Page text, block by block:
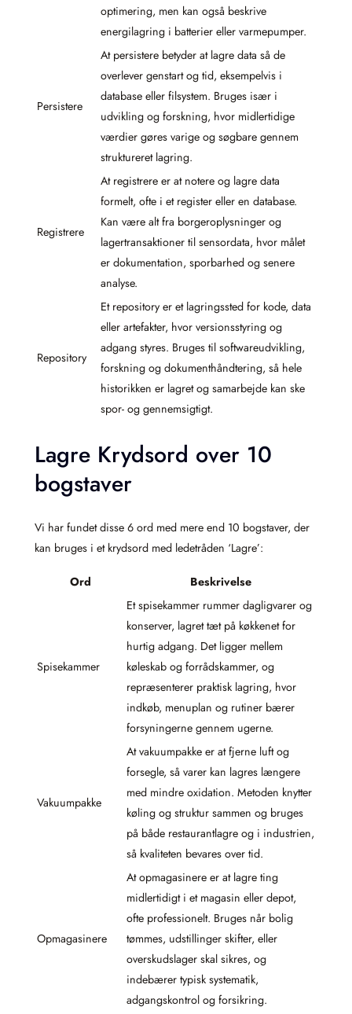
optimering, men kan også beskrive
energilagring i batterier eller varmepumper.
Persistere
At persistere betyder at lagre data så de
overlever genstart og tid, eksempelvis i
database eller filsystem. Bruges især i
udvikling og forskning, hvor midlertidige
værdier gøres varige og søgbare gennem
struktureret lagring.
Registrere
At registrere er at notere og lagre data
formelt, ofte i et register eller en database.
Kan være alt fra borgeroplysninger og
lagertransaktioner til sensordata, hvor målet
er dokumentation, sporbarhed og senere
analyse.
Repository
Et repository er et lagringssted for kode, data
eller artefakter, hvor versionsstyring og
adgang styres. Bruges til softwareudvikling,
forskning og dokumenthåndtering, så hele
historikken er lagret og samarbejde kan ske
spor- og gennemsigtigt.
Lagre Krydsord over 10
bogstaver
Vi har fundet disse 6 ord med mere end 10 bogstaver, der
kan bruges i et krydsord med ledetråden ‘Lagre’:
Ord Beskrivelse
Spisekammer
Et spisekammer rummer dagligvarer og
konserver, lagret tæt på køkkenet for
hurtig adgang. Det ligger mellem
køleskab og forrådskammer, og
repræsenterer praktisk lagring, hvor
indkøb, menuplan og rutiner bærer
forsyningerne gennem ugerne.
Vakuumpakke
At vakuumpakke er at fjerne luft og
forsegle, så varer kan lagres længere
med mindre oxidation. Metoden knytter
køling og struktur sammen og bruges
på både restaurantlagre og i industrien,
så kvaliteten bevares over tid.
Opmagasinere
At opmagasinere er at lagre ting
midlertidigt i et magasin eller depot,
ofte professionelt. Bruges når bolig
tømmes, udstillinger skifter, eller
overskudslager skal sikres, og
indebærer typisk systematik,
adgangskontrol og forsikring.